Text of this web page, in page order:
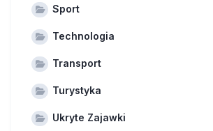
Sport
Technologia
Transport
Turystyka
Ukryte Zajawki